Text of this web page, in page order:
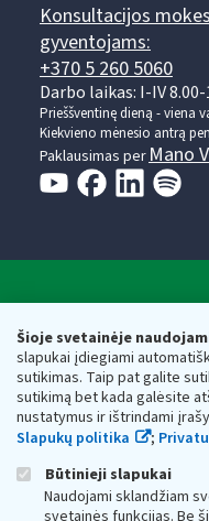
Šioje svetainėje
slapukai įdiegiami
sutikimas. Taip pat galite
sutikimą bet kada galėsite
nustatymus ir ištrindami
Slapukų politika
;
Būtinieji slapukai
Naudojami sklandžiam
svetainės funkcijas. Be
Konsultacijos
gyventojams:
+370 5 260 5060
Darbo laikas: I-IV 8.00-
Prieššventinę dieną - viena
Kiekvieno mėnesio antrą
Paklausimas per Mano
Respublikos
Biudžetinė įstaiga. Juridinio
adresas: Vasario 16-osios
vmi@vmi.lt, E. pristatymo
Duomenys apie Valstybinę
Respublikos finansų